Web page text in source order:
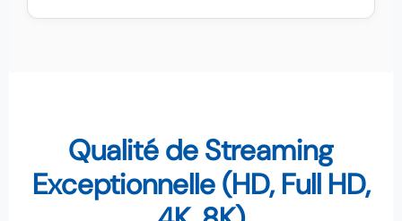
Qualité de Streaming
Exceptionnelle (HD, Full HD,